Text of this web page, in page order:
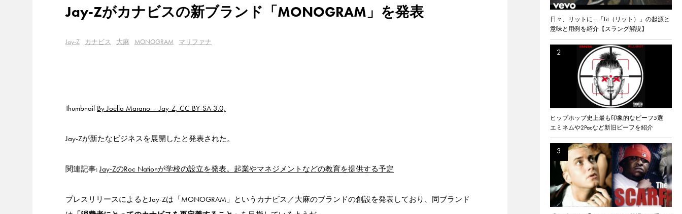
Jay-Zがカナビスの新ブランド「MONOGRAM」を発表
Jay-Z カナビス 大麻 MONOGRAM マリファナ
Thumbnail By Joella Marano – Jay-Z, CC BY-SA 3.0,
Jay-Zが新たなビジネスを展開したと発表された。
関連記事:Jay-ZのRoc Nationが学校の設立を発表。起業やマネジメントなどの教育を提供する予定
プレスリリースによるとJay-Zは「MONOGRAM」というカナビス／大麻のブランドの創設を発表しており、同ブランド
日々、リットに—「Lit（リット）」の起源と
意味と用例を紹介【スラング解説】
ヒップホップ史上最も印象的なビーフ5選
エミネムや2Pacなど新旧ビーフを紹介